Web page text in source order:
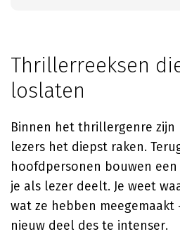
Thrillerreeksen
loslaten
Binnen het thrillergenre zijn
lezers het diepst raken.
hoofdpersonen bouwen een
je als lezer deelt. Je weet
wat ze hebben
nieuw deel des te intenser.